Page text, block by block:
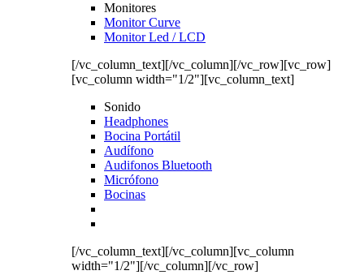
Monitores
Monitor Curve
Monitor Led / LCD
[/vc_column_text][/vc_column][/vc_row][vc_row]
[vc_column width="1/2"][vc_column_text]
Sonido
Headphones
Bocina Portátil
Audífono
Audifonos Bluetooth
Micrófono
Bocinas
[/vc_column_text][/vc_column][vc_column
width="1/2"][/vc_column][/vc_row]